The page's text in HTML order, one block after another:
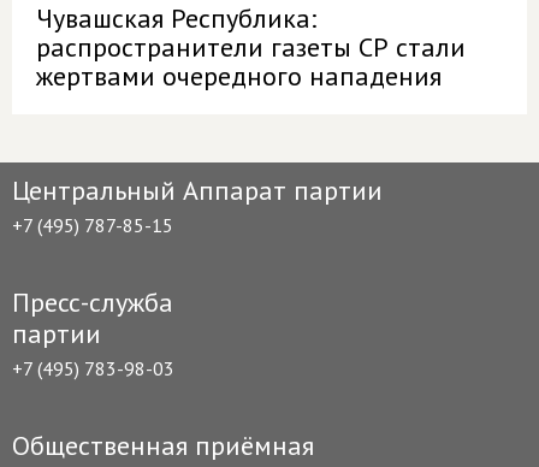
Чувашская Республика:
распространители газеты СР стали
жертвами очередного нападения
Центральный Аппарат партии
+7 (495) 787-85-15
Пресс-служба
партии
+7 (495) 783-98-03
Общественная приёмная